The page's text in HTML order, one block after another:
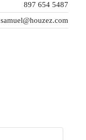
897 654 5487
samuel@houzez.com